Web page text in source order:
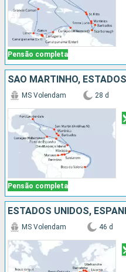
Pensão completa
Pensão completa
MS Volendam 28 d
MS Volendam 46 d